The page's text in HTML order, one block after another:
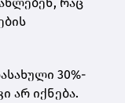
30%-
არ იქნება.